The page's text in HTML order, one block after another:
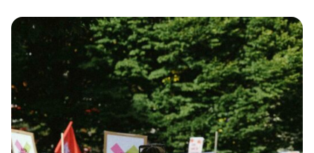
Gruppen:
Regionen: